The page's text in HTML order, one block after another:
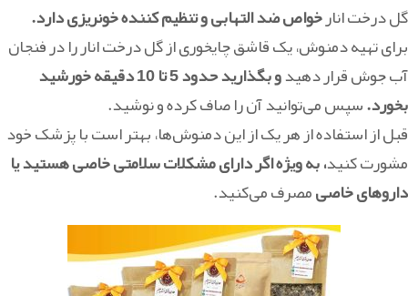
گل درخت انارخواص ضد التهابی و تنظیم کننده خونریزی دارد.
برای تهیه دمنوش، یک قاشق چایخوری از گل درخت انار را در فنجان
آب جوش قرار دهید
و بگذارید حدود 5 تا 10 دقیقه خورشید
بخورد.سپس می‌توانید آن را صاف کرده و نوشید.
قبل از استفاده از هر یک از این دمنوش‌ها، بهتر است با پزشک خود
مشورت کنید، به ویژه اگر دارای مشکلات سلامتی خاصی هستید یا
داروهای خاصیمصرف می‌کنید.